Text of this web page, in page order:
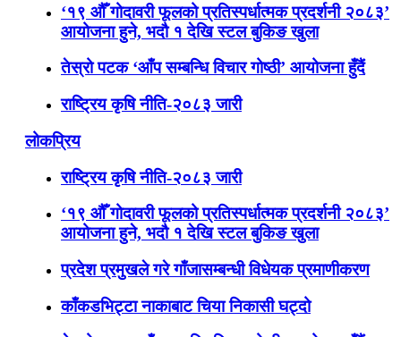
‘१९ औँ गोदावरी फूलको प्रतिस्पर्धात्मक प्रदर्शनी २०८३’
आयोजना हुने, भदौ १ देखि स्टल बुकिङ खुला
तेस्रो पटक ‘आँप सम्बन्धि विचार गोष्ठी’ आयोजना हुँदैं
राष्ट्रिय कृषि नीति-२०८३ जारी
लोकप्रिय
राष्ट्रिय कृषि नीति-२०८३ जारी
‘१९ औँ गोदावरी फूलको प्रतिस्पर्धात्मक प्रदर्शनी २०८३’
आयोजना हुने, भदौ १ देखि स्टल बुकिङ खुला
प्रदेश प्रमुखले गरे गाँजासम्बन्धी विधेयक प्रमाणीकरण
काँकडभिट्टा नाकाबाट चिया निकासी घट्दो